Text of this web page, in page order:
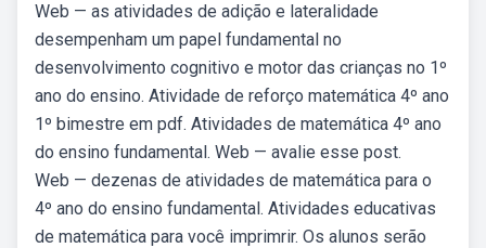
Web — as atividades de adição e lateralidade
desempenham um papel fundamental no
desenvolvimento cognitivo e motor das crianças no 1º
ano do ensino. Atividade de reforço matemática 4º ano
1º bimestre em pdf. Atividades de matemática 4º ano
do ensino fundamental. Web — avalie esse post.
Web — dezenas de atividades de matemática para o
4º ano do ensino fundamental. Atividades educativas
de matemática para você imprimrir. Os alunos serão